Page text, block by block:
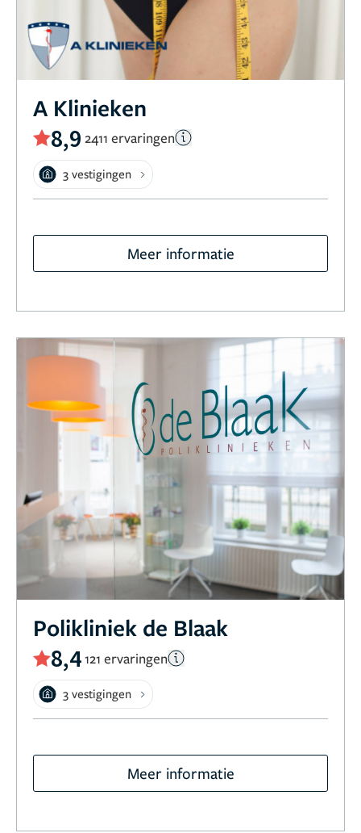
A Klinieken
8,9 2411 ervaringen
3 vestigingen
Meer informatie
Polikliniek de Blaak
8,4121 ervaringen
3 vestigingen
Meer informatie